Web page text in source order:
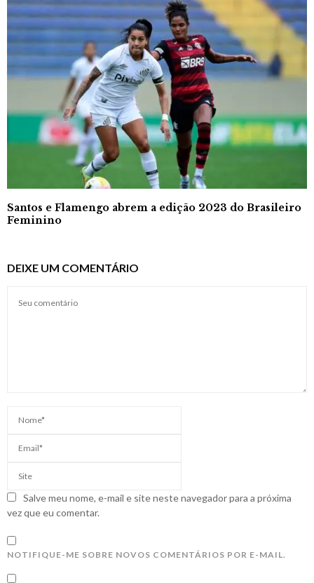
Santos e Flamengo abrem a edição 2023 do Brasileiro
Feminino
DEIXE UM COMENTÁRIO
Salve meu nome, e-mail e site neste navegador para a próxima
vez que eu comentar.
NOTIFIQUE-ME SOBRE NOVOS COMENTÁRIOS POR E-MAIL.